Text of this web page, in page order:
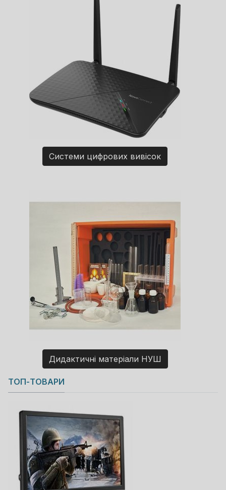
Системи цифрових вивісок
Дидактичні матеріали НУШ
Copyright MAXXmarketing GmbH
JoomShopping Download & Support
ТОП-ТОВАРИ